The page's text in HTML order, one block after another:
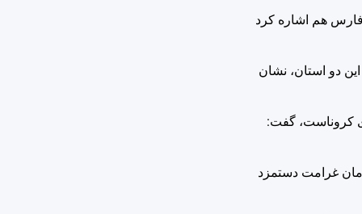
هم اشاره کرد
دو استان، نشان
شیوع بیماری کروناست، گفت:
به عنوان قطب پزشکی جنوب کشور هم اشاره و عنوان کرد: تاکنون ۳۰ میلیارد تومان غرامت دستمزد